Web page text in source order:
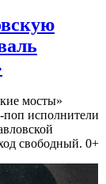
мосты»
поп исполнители
свободный. 0+